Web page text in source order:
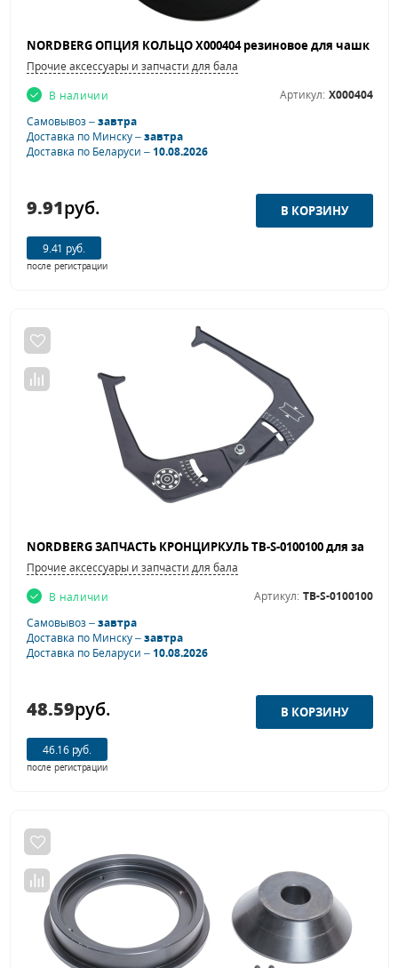
Прочие аксессуары и запчасти для балансировочных станков
В наличии
Артикул: X000404
Самовывоз –завтра
Доставка по Минску –завтра
Доставка по Беларуси –10.08.2026
9.91руб.
9.41 руб.
после регистрации
Прочие аксессуары и запчасти для балансировочных станков
В наличии
Артикул: TB-S-0100100
Самовывоз –завтра
Доставка по Минску –завтра
Доставка по Беларуси –10.08.2026
48.59руб.
46.16 руб.
после регистрации